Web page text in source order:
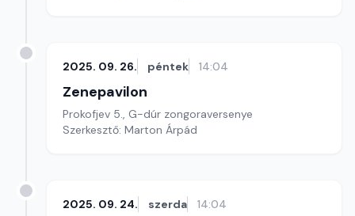
2025. 09. 26. péntek 14:04
Zenepavilon
Prokofjev 5., G-dúr zongoraversenye
Szerkesztő: Marton Árpád
2025. 09. 24. szerda 14:04